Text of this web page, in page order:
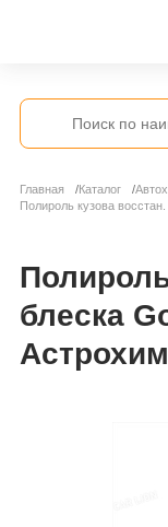
Главная Каталог
Полироль кузова
блеска